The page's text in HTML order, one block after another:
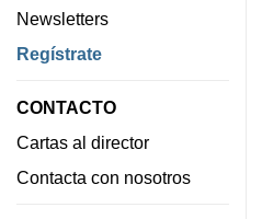
Newsletters
Regístrate
CONTACTO
Cartas al director
Contacta con nosotros